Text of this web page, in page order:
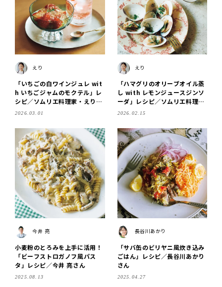
えり
「いちごの白ワインジュレ wit
h いちごジャムのモクテル」レ
シピ／ソムリエ料理家・えりさ
ん
2026.03.01
えり
「ハマグリのオリーブオイル蒸
し with レモンジュースジンソ
ーダ」レシピ／ソムリエ料理
家・えりさん
2026.02.15
今井 亮
小麦粉のとろみを上手に活用！
「ビーフストロガノフ風パス
タ」レシピ／今井 亮さん
2025.08.13
長谷川あかり
「サバ缶のビリヤニ風炊き込み
ごはん」レシピ／長谷川あかり
さん
2025.04.27